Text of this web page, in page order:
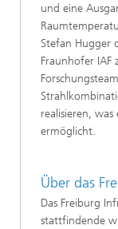
und eine
Stefan Hugger
Fraunhofer IAF
realisieren,
ermöglicht.
Über das
Das Freiburg
stattfindende